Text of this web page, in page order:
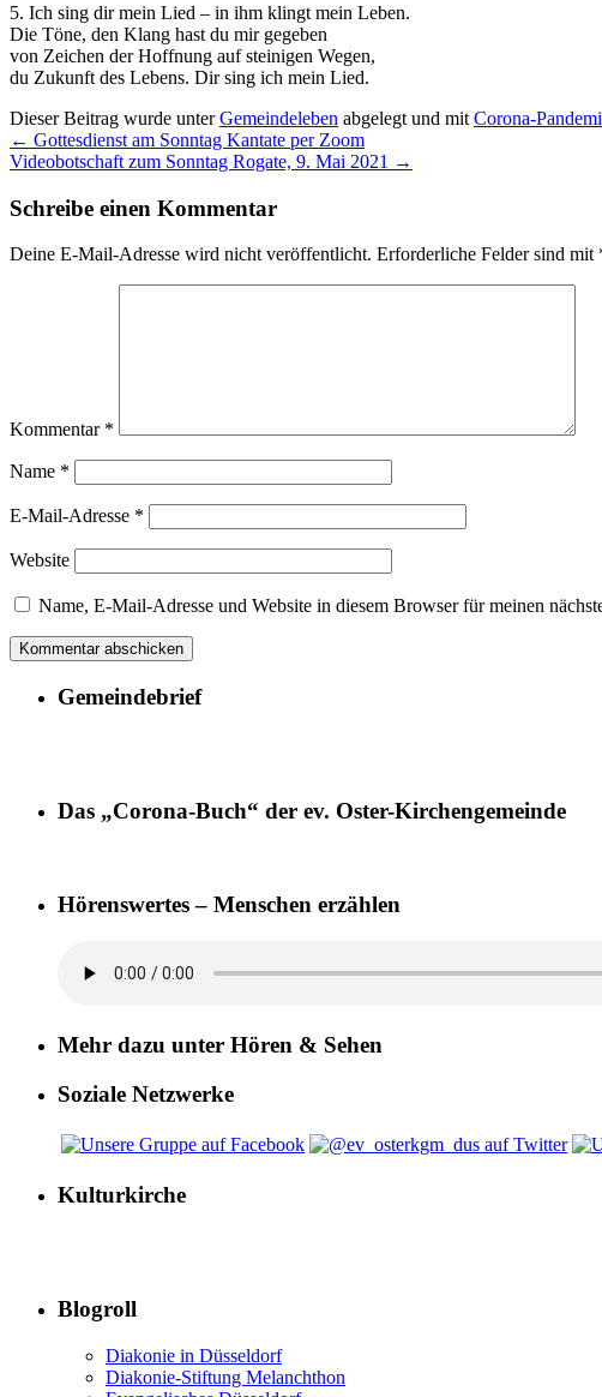
5. Ich sing dir mein Lied – in ihm klingt mein Leben.
Die Töne, den Klang hast du mir gegeben
von Zeichen der Hoffnung auf steinigen Wegen,
du Zukunft des Lebens. Dir sing ich mein Lied.
Dieser Beitrag wurde unterGemeindeleben abgelegt und mit Corona-
← Gottesdienst am Sonntag Kantate per Zoom
Videobotschaft zum Sonntag Rogate, 9. Mai 2021 →
Schreibe einen Kommentar
Deine E-Mail-Adresse wird nicht veröffentlicht. Erforderliche Felder sind mit
Kommentar *
Name *
E-Mail-Adresse *
Website
Name, E-Mail-Adresse und Website in diesem Browser für meinen
Gemeindebrief
Das „Corona-Buch“ der ev. Oster-Kirchengemeinde
Hörenswertes – Menschen erzählen
Mehr dazu unter Hören & Sehen
Soziale Netzwerke
Kulturkirche
Blogroll
Diakonie in Düsseldorf
Diakonie-Stiftung Melanchthon